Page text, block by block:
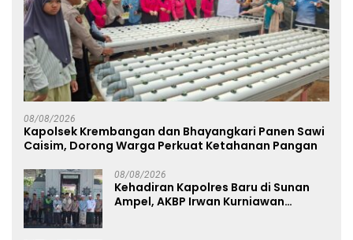
08/08/2026
Kapolsek Krembangan dan Bhayangkari Panen Sawi
Caisim, Dorong Warga Perkuat Ketahanan Pangan
08/08/2026
Kehadiran Kapolres Baru di Sunan
Ampel, AKBP Irwan Kurniawan